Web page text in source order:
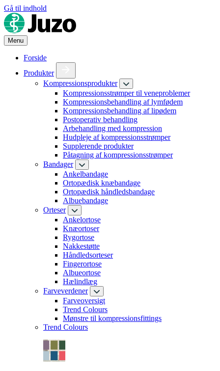
Gå til indhold
Menu
Forside
Produkter
Kompressionsprodukter
Kompressionsstrømper til veneproblemer
Kompressionsbehandling af lymfødem
Kompressionsbehandling af lipødem
Postoperativ behandling
Arbehandling med kompression
Hudpleje af kompressionsstrømper
Supplerende produkter
Påtagning af kompressionsstrømper
Bandager
Ankelbandage
Ortopædisk knæbandage
Ortopædisk håndledsbandage
Albuebandage
Orteser
Ankelortose
Knæortoser
Rygortose
Nakkestøtte
Håndledsorteser
Fingerortose
Albueortose
Hælindlæg
Farveverdener
Farveoversigt
Trend Colours
Mønstre til kompressionsfittings
Trend Colours